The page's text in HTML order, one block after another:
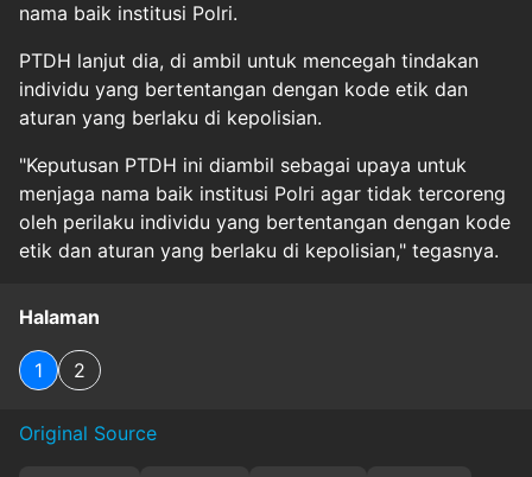
nama baik institusi Polri.
PTDH lanjut dia, di ambil untuk mencegah tindakan
individu yang bertentangan dengan kode etik dan
aturan yang berlaku di kepolisian.
"Keputusan PTDH ini diambil sebagai upaya untuk
menjaga nama baik institusi Polri agar tidak tercoreng
oleh perilaku individu yang bertentangan dengan kode
etik dan aturan yang berlaku di kepolisian," tegasnya.
Halaman
1 2
Original Source